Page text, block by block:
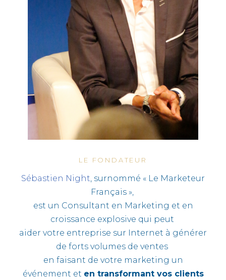
LE FONDATEUR
Sébastien Night , surnommé « Le Marketeur
Français »,
est un Consultant en Marketing et en
croissance explosive qui peut
aider votre entreprise sur Internet à générer
de forts volumes de ventes
en faisant de votre marketing un
événement et en transformant vos clients